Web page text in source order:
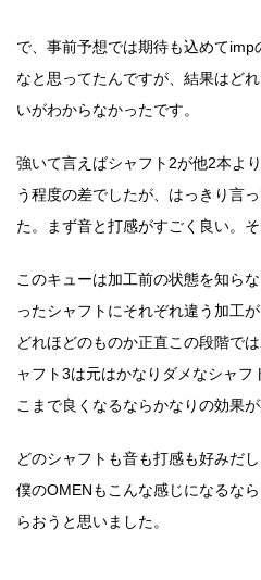
で、事前予想では期待も込めて
なと思ってたんですが、結果はど
いがわからなかったです。
強いて言えばシャフト2が他2本よ
う程度の差でしたが、はっきり言
た。まず音と打感がすごく良い。
このキューは加工前の状態を知ら
ったシャフトにそれぞれ違う加工
どれほどのものか正直この段階で
ャフト3は元はかなりダメなシャフ
こまで良くなるならかなりの効果が
どのシャフトも音も打感も好みだ
僕のOMENもこんな感じになるな
らおうと思いました。